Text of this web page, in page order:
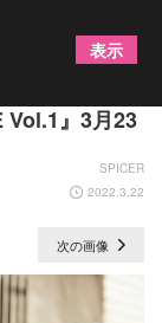
ウクライナ
Vol.1』3月23
SPICER
2022.3.22
次の画像
表示